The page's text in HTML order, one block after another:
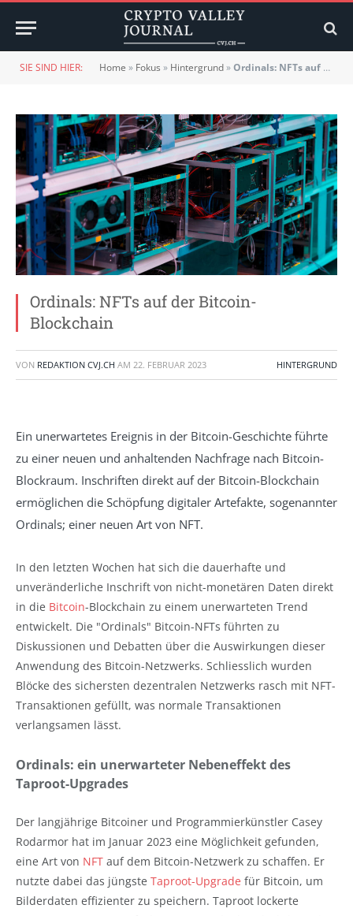
SIE SIND HIER: Home » Fokus » Hintergrund»Ordinals: NFTs auf der Bitcoin-Blockchain
Ordinals: NFTs auf der Bitcoin-
Blockchain
VON REDAKTION CVJ.CH AM 22. FEBRUAR 2023 HINTERGRUND
Ein unerwartetes Ereignis in der Bitcoin-Geschichte führte
zu einer neuen und anhaltenden Nachfrage nach Bitcoin-
Blockraum. Inschriften direkt auf der Bitcoin-Blockchain
ermöglichen die Schöpfung digitaler Artefakte, sogenannter
Ordinals; einer neuen Art von NFT.
In den letzten Wochen hat sich die dauerhafte und
unveränderliche Inschrift von nicht-monetären Daten direkt
in die Bitcoin-Blockchain zu einem unerwarteten Trend
entwickelt. Die "Ordinals" Bitcoin-NFTs führten zu
Diskussionen und Debatten über die Auswirkungen dieser
Anwendung des Bitcoin-Netzwerks. Schliesslich wurden
Blöcke des sichersten dezentralen Netzwerks rasch mit NFT-
Transaktionen gefüllt, was normale Transaktionen
verlangsamen lässt.
Ordinals: ein unerwarteter Nebeneffekt des
Taproot-Upgrades
Der langjährige Bitcoiner und Programmierkünstler Casey
Rodarmor hat im Januar 2023 eine Möglichkeit gefunden,
eine Art von NFT auf dem Bitcoin-Netzwerk zu schaffen. Er
nutzte dabei das jüngste Taproot-Upgrade für Bitcoin, um
Bilderdaten effizienter zu speichern. Taproot lockerte